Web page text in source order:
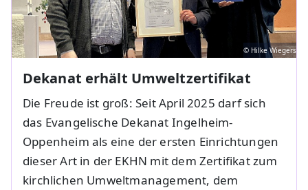
© Hilke Wiegers
Dekanat erhält Umweltzertifikat
Die Freude ist groß: Seit April 2025 darf sich
das Evangelische Dekanat Ingelheim-
Oppenheim als eine der ersten Einrichtungen
dieser Art in der EKHN mit dem Zertifikat zum
kirchlichen Umweltmanagement, dem